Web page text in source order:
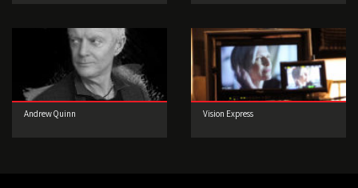
Andrew Quinn Vision Express